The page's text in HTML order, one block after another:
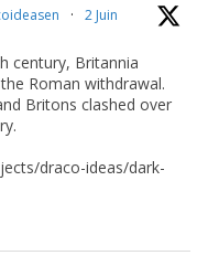
· 2 Juin
century, Britannia
Roman withdrawal.
Britons clashed over
draco-ideas/dark-